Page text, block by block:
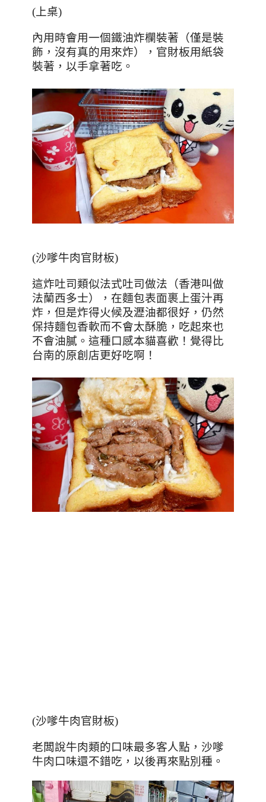
(上桌)
內用時會用一個鐵油炸欄裝著（僅是裝
飾，沒有真的用來炸），官財板用紙袋
裝著，以手拿著吃。
(沙嗲牛肉官財板)
這炸吐司類似法式吐司做法（香港叫做
法蘭西多士），在麵包表面裹上蛋汁再
炸，但是炸得火候及瀝油都很好，仍然
保持麵包香軟而不會太酥脆，吃起來也
不會油膩。這種口感本貓喜歡！覺得比
台南的原創店更好吃啊！
(沙嗲牛肉官財板)
老闆說牛肉類的口味最多客人點，沙嗲
牛肉口味還不錯吃，以後再來點別種。